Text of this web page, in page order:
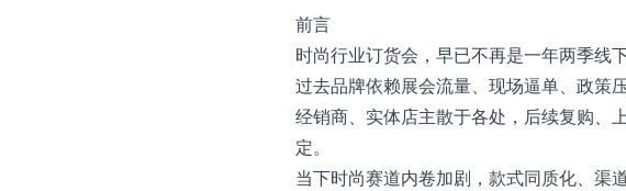
前言
时尚行业订货会，早已不再是一年两季线
过去品牌依赖展会流量、现场逼单、政策
经销商、实体店主散于各处，后续复购、
定。
当下时尚赛道内卷加剧，款式同质化、渠